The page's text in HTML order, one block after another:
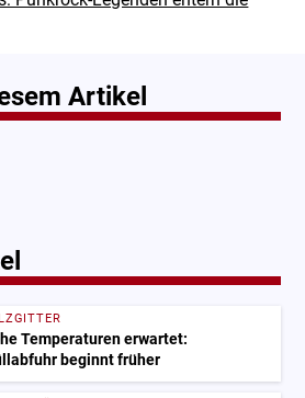
Artikel
Temperaturen erwartet:
beginnt früher